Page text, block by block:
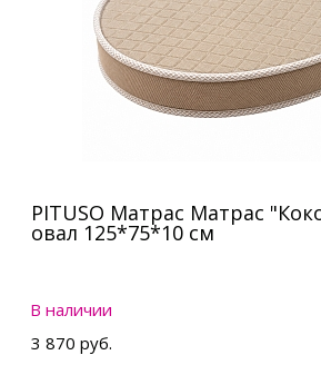
PITUSO Матрас Матрас
овал 125*75*10 см
В наличии
3 870 руб.